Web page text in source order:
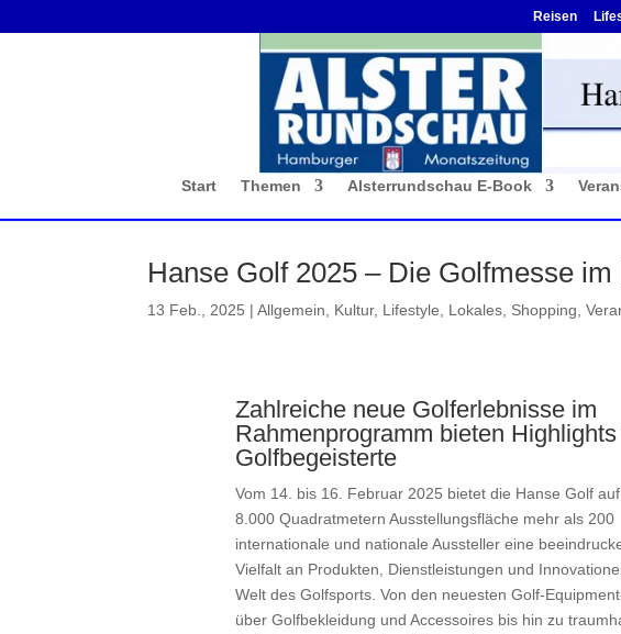
Reisen
Start Themen Alsterrundschau E-Book
Hanse Golf 2025 – Die Golfmesse im
13 Feb., 2025 |Allgemein Kultur, Lifestyle Lokales Shopping ,
Zahlreiche neue Golferlebnisse im
Rahmenprogramm bieten
Golfbegeisterte
Vom 14. bis 16. Februar 2025 bietet die Hanse Golf
8.000 Quadratmetern Ausstellungsfläche mehr als 200
internationale und nationale Aussteller eine
Vielfalt an Produkten, Dienstleistungen und
Welt des Golfsports. Von den neuesten Golf-
über Golfbekleidung und Accessoires bis hin zu